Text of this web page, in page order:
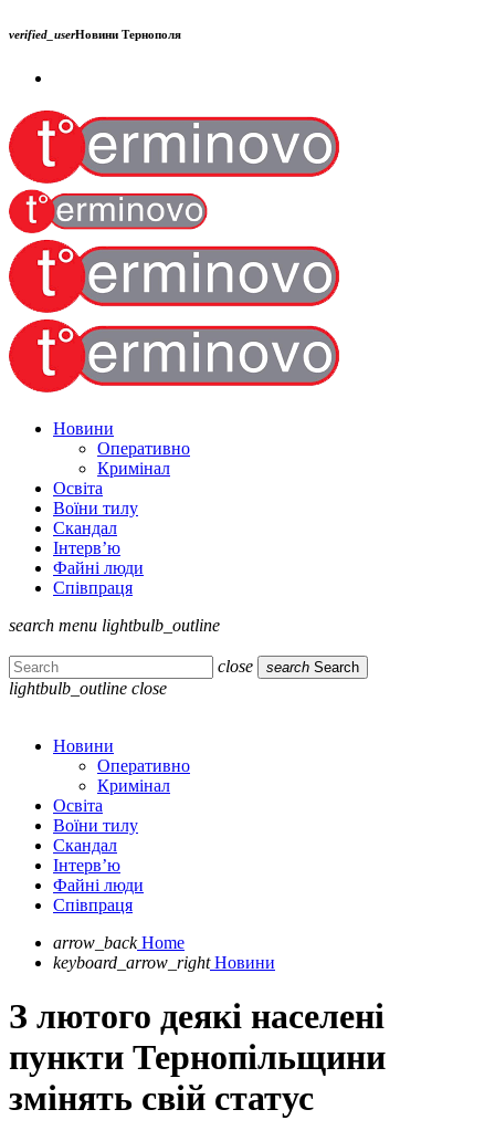
verified_userНовини Тернополя
Новини
Оперативно
Кримінал
Освіта
Воїни тилу
Скандал
Інтерв’ю
Файні люди
Співпраця
search menu lightbulb_outline
close search Search
lightbulb_outline close
Новини
Оперативно
Кримінал
Освіта
Воїни тилу
Скандал
Інтерв’ю
Файні люди
Співпраця
arrow_back Home
keyboard_arrow_right Новини
З лютого деякі населені
пункти Тернопільщини
змінять свій статус